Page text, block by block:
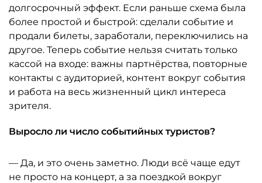
долгосрочный эффект. Если раньше схема была
более простой и быстрой: сделали событие и
продали билеты, заработали, переключились на
другое. Теперь событие нельзя считать только
кассой на входе: важны партнёрства, повторные
контакты с аудиторией, контент вокруг события
и работа на весь жизненный цикл интереса
зрителя.
Выросло ли число событийных туристов?
— Да, и это очень заметно. Люди всё чаще едут
не просто на концерт, а за поездкой вокруг